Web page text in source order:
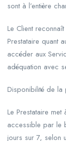
sont à l’entière
Le Client
Prestataire quant
accéder aux
adéquation avec
Disponibilité de la
Le Prestataire
accessible par le
jours sur 7, selon